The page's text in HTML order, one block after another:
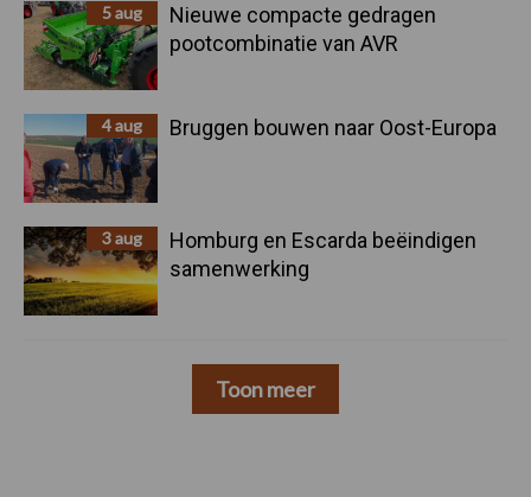
5 aug
Nieuwe compacte gedragen
pootcombinatie van AVR
4 aug Bruggen bouwen naar Oost-Europa
3 aug
Homburg en Escarda beëindigen
samenwerking
Toon meer